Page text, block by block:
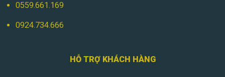
0559.661.169
0924.734.666
HỖ TRỢ KHÁCH HÀNG